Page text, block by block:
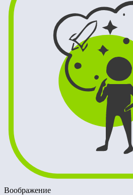
Воображение